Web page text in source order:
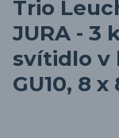
Trio
JURA - 3
svítidlo v
GU10, 8 x